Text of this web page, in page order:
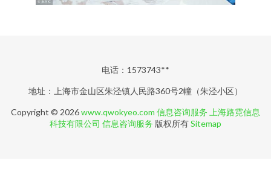
电话：1573743**
地址：上海市金山区朱泾镇人民路360号2幢（朱泾小区）
Copyright © 2026www.qwokyeo.com 信息咨询服务 上海路霓信息
科技有限公司 信息咨询服务 版权所有Sitemap